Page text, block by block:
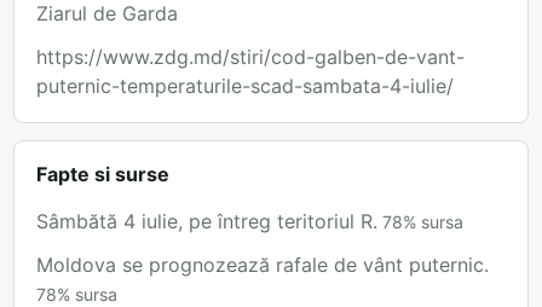
Ziarul de Garda
https://www.zdg.md/stiri/cod-galben-de-vant-
puternic-temperaturile-scad-sambata-4-iulie/
Fapte si surse
Sâmbătă 4 iulie, pe întreg teritoriul R. 78% sursa
Moldova se prognozează rafale de vânt puternic.
78% sursa